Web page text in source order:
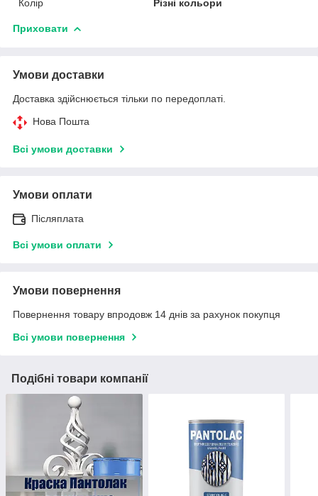
Колір
Різні кольори
Приховати
Умови доставки
Доставка здійснюється тільки по передоплаті.
Нова Пошта
Всі умови доставки
Умови оплати
Післяплата
Всі умови оплати
Умови повернення
Повернення товару впродовж 14 днів за рахунок покупця
Всі умови повернення
Подібні товари компанії